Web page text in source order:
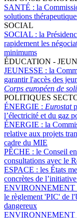
SANTÉ : la
solutions
SOCIAL
SOCIAL : la
rapidement les
minimums
ÉDUCATION -
JEUNESSE : la
garantir l'accès des
Corps européen de
POLITIQUES
ÉNERGIE : Eurostat
l’électricité et du gaz
ÉNERGIE : la
relative aux projets
cadre du MIE
PÊCHE : le Conseil
consultations avec le
ESPACE : les États
concrètes de l’initiative
ENVIRONNEMENT
le règlement 'PIC' de
dangereux
ENVIRONNEMENT